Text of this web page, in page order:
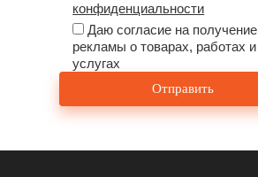
конфиденциальности
Даю согласие на получение
рекламы о товарах, работах и
услугах